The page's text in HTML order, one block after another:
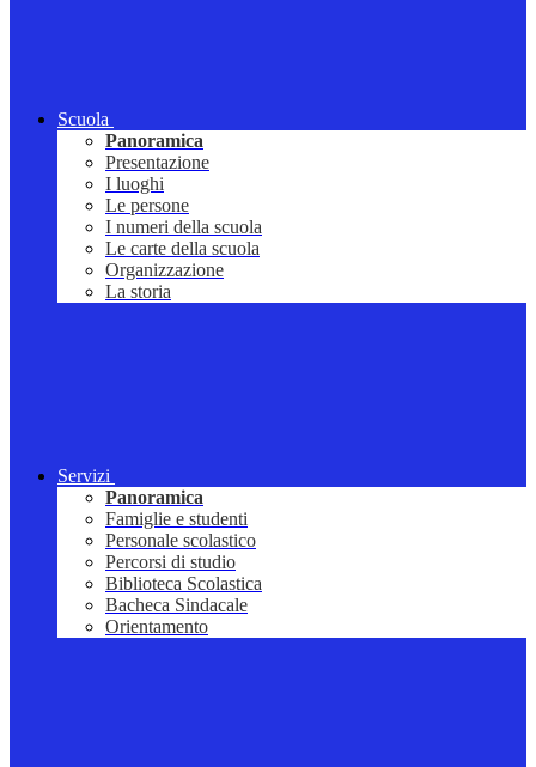
Scuola
Panoramica
Presentazione
I luoghi
Le persone
I numeri della scuola
Le carte della scuola
Organizzazione
La storia
Servizi
Panoramica
Famiglie e studenti
Personale scolastico
Percorsi di studio
Biblioteca Scolastica
Bacheca Sindacale
Orientamento